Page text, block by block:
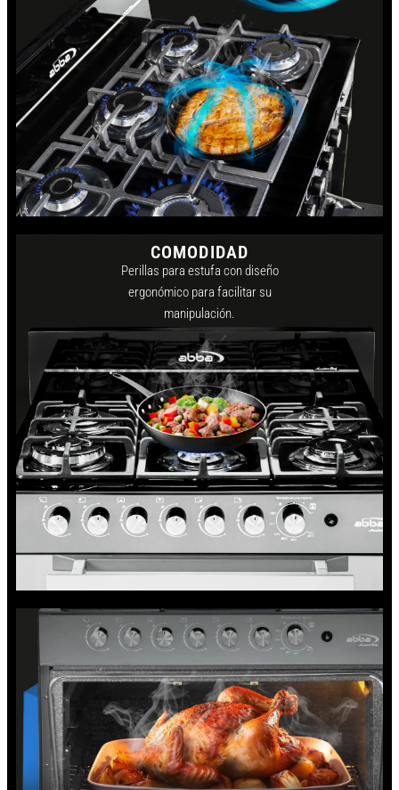
COMODIDAD
Perillas para estufa con diseño
ergonómico para facilitar su
manipulación.